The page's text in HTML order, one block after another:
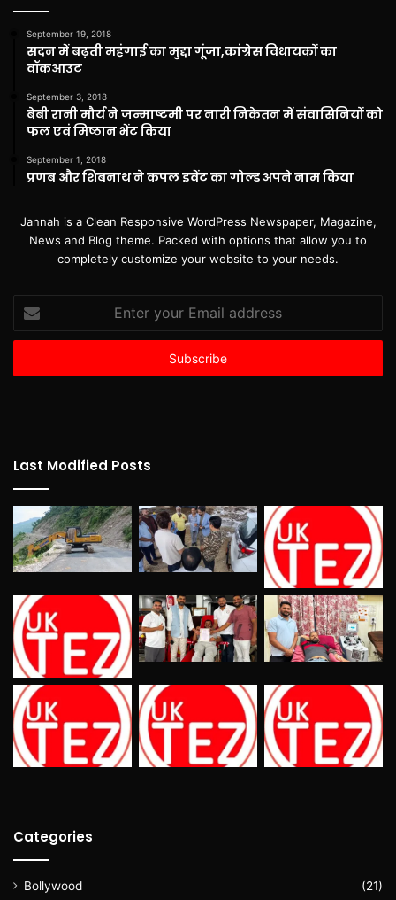
September 19, 2018
सदन में बढ़ती महंगाई का मुद्दा गूंजा,कांग्रेस विधायकों का
वॉकआउट
September 3, 2018
बेबी रानी मौर्य ने जन्माष्टमी पर नारी निकेतन में संवासिनियों को
फल एवं मिष्ठान भेंट किया
September 1, 2018
प्रणब और शिबनाथ ने कपल इवेंट का गोल्ड अपने नाम किया
Jannah is a Clean Responsive WordPress Newspaper, Magazine,
News and Blog theme. Packed with options that allow you to
completely customize your website to your needs.
your
Email
Last Modified Posts
Categories
Bollywood
(21)